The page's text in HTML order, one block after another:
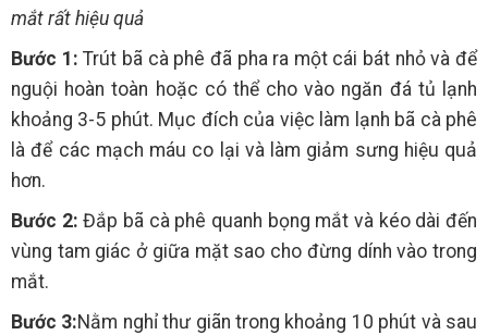
mắt rất hiệu quả
Bước 1: Trút bã cà phê đã pha ra một cái bát nhỏ và để
nguội hoàn toàn hoặc có thể cho vào ngăn đá tủ lạnh
khoảng 3-5 phút. Mục đích của việc làm lạnh bã cà phê
là để các mạch máu co lại và làm giảm sưng hiệu quả
hơn.
Bước 2: Đắp bã cà phê quanh bọng mắt và kéo dài đến
vùng tam giác ở giữa mặt sao cho đừng dính vào trong
mắt.
Bước 3:Nằm nghỉ thư giãn trong khoảng 10 phút và sau